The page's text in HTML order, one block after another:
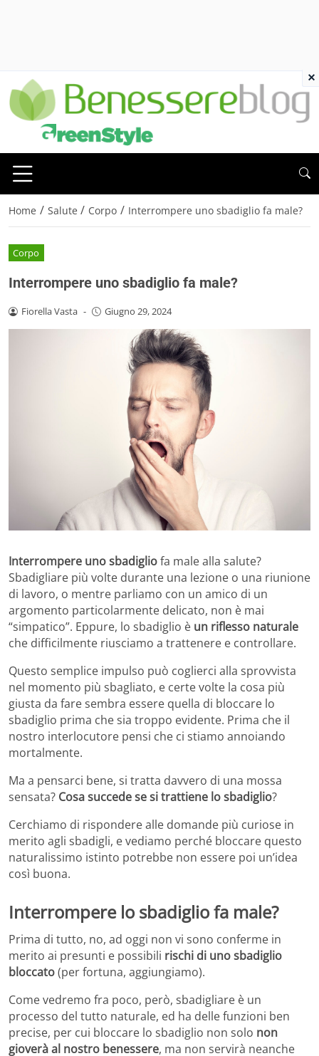
Home / Salute / Corpo / Interrompere uno sbadiglio fa male?
Corpo
Interrompere uno sbadiglio fa male?
Fiorella Vasta - Giugno 29, 2024
Interrompere uno sbadigliofa male alla salute?
Sbadigliare più volte durante una lezione o una riunione
di lavoro, o mentre parliamo con un amico di un
argomento particolarmente delicato, non è mai
“simpatico”. Eppure, lo sbadiglio è un riflesso naturale
che difficilmente riusciamo a trattenere e controllare.
Questo semplice impulso può coglierci alla sprovvista
nel momento più sbagliato, e certe volte la cosa più
giusta da fare sembra essere quella di bloccare lo
sbadiglio prima che sia troppo evidente. Prima che il
nostro interlocutore pensi che ci stiamo annoiando
mortalmente.
Ma a pensarci bene, si tratta davvero di una mossa
sensata? Cosa succede se si trattiene lo sbadiglio?
Cerchiamo di rispondere alle domande più curiose in
merito agli sbadigli, e vediamo perché bloccare questo
naturalissimo istinto potrebbe non essere poi un’idea
così buona.
Interrompere lo sbadiglio fa male?
Prima di tutto, no, ad oggi non vi sono conferme in
merito ai presunti e possibili rischi di uno sbadiglio
bloccato(per fortuna, aggiungiamo).
Come vedremo fra poco, però, sbadigliare è un
processo del tutto naturale, ed ha delle funzioni ben
precise, per cui bloccare lo sbadiglio non solo non
gioverà al nostro benessere, ma non servirà neanche
×